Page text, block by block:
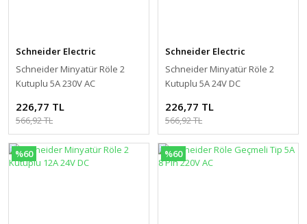
Schneider Electric
Schneider Minyatür Röle 2
Kutuplu 5A 230V AC
226,77 TL
566,92 TL
Schneider Electric
Schneider Minyatür Röle 2
Kutuplu 5A 24V DC
226,77 TL
566,92 TL
%60 %60